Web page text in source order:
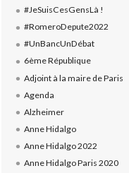
#JeSuisCesGensLà !
#RomeroDepute2022
#UnBancUnDébat
6ème République
Adjoint à la maire de Paris
Agenda
Alzheimer
Anne Hidalgo
Anne Hidalgo 2022
Anne Hidalgo Paris 2020